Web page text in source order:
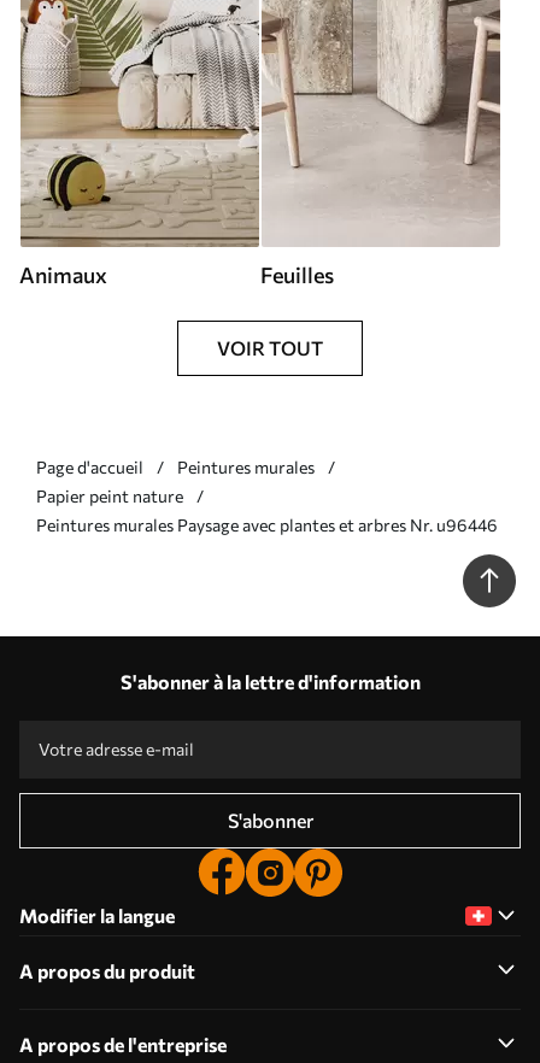
Animaux Feuilles
VOIR TOUT
Page d'accueil
Peintures murales
Papier peint nature
Peintures murales Paysage avec plantes et arbres Nr. u96446
S'abonner à la lettre d'information
S'abonner
Modifier la langue
A propos du produit
A propos de l'entreprise